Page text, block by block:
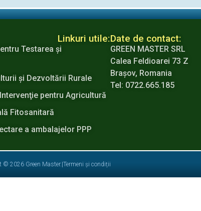
Linkuri utile:
Testarea şi
şi Dezvoltării Rurale
pentru Agricultură
Fitosanitară
a ambalajelor PPP
Date de contact:
GREEN MASTER SRL
Calea Feldioarei 73 Z
Brașov, Romania
Tel: 0722.665.185
© 2026 Green Master. Termeni și condiții